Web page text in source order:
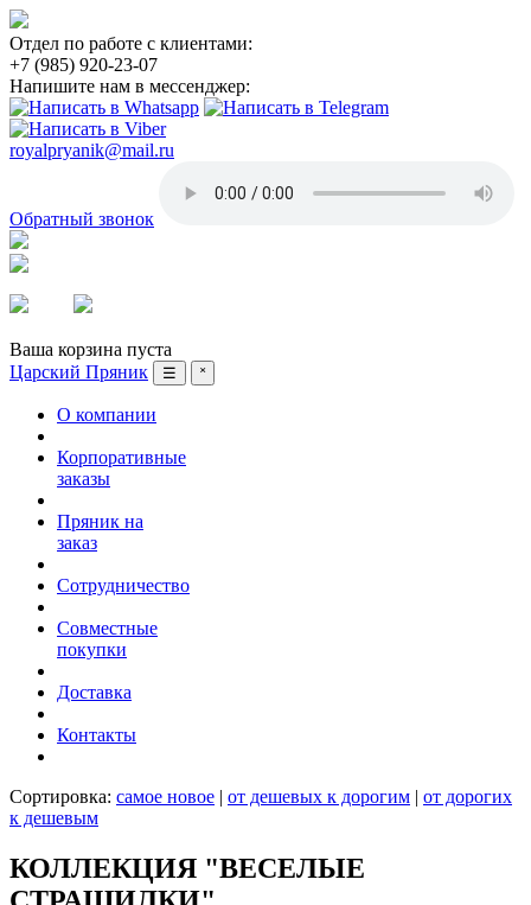
Отдел по работе с клиентами:
+7 (985) 920-23-07
Напишите нам в мессенджер:
royalpryanik@mail.ru
Обратный звонок
Ваша корзина пуста
Царский Пряник
☰ ˟
О компании
Корпоративные
заказы
Пряник на
заказ
Сотрудничество
Совместные
покупки
Доставка
Контакты
Сортировка: самое новое | от дешевых к дорогим | от дорогих
к дешевым
КОЛЛЕКЦИЯ "ВЕСЕЛЫЕ